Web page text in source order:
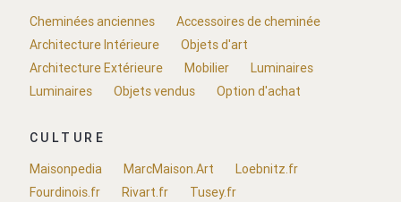
Cheminées anciennes
Accessoires de cheminée
Architecture Intérieure
Objets d'art
Architecture Extérieure
Mobilier
Luminaires
Luminaires
Objets vendus Option d'achat
CULTURE
Maisonpedia
MarcMaison.Art
Loebnitz.fr
Fourdinois.fr
Rivart.fr
Tusey.fr